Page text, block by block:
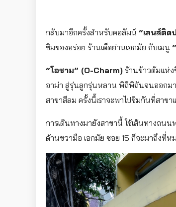
กลับมาอีกครั้งสำหรับคอลัมน์ “เลนส์ติด
ชิมของอร่อย ร้านเด็ดย่านเอกมัย กับเมนู
“โอชาม” (O-Charm) ร้านข้าวต้มแห่
อาม่า สู่รุ่นลูกรุ่นหลาน พิถีพิถันจนออกมา
สาขาสีลม ครั้งนี้เราจะพาไปชิมกันที่สาขา
การเดินทางมายังสาขานี้ ใช้เส้นทางถน
ด้านขวามือ เอกมัย ซอย 15 ก็จะมาถึงที่หม